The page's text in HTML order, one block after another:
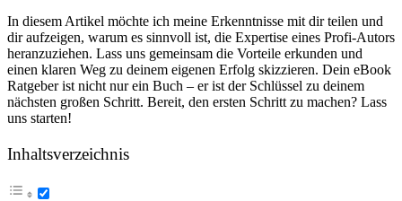
In diesem ‌Artikel möchte ich⁤ meine‍ Erkenntnisse⁤ mit dir teilen und⁣
dir aufzeigen, warum es ‍sinnvoll ist, die​ Expertise eines Profi-Autors‍
heranzuziehen. ‍Lass uns gemeinsam die Vorteile‌ erkunden und
⁤einen klaren Weg zu deinem eigenen Erfolg skizzieren. Dein eBook​
Ratgeber ist nicht nur⁤ ein Buch – er ist der ⁤Schlüssel zu deinem
nächsten⁢ großen Schritt. Bereit, den ersten Schritt zu machen? ​Lass
uns‍ starten!
Inhaltsverzeichnis